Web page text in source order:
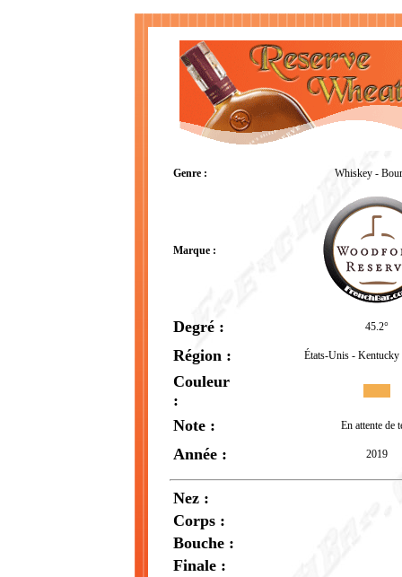
Genre : Whiskey -
Marque :
Degré : 45.2°
Région : États-Unis - Kentucky
Couleur
:
Note :
En attente de
Année : 2019
Nez :
Corps :
Bouche :
Finale :